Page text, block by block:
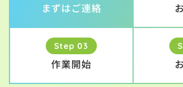
まずはご連絡
Step 03
作業開始